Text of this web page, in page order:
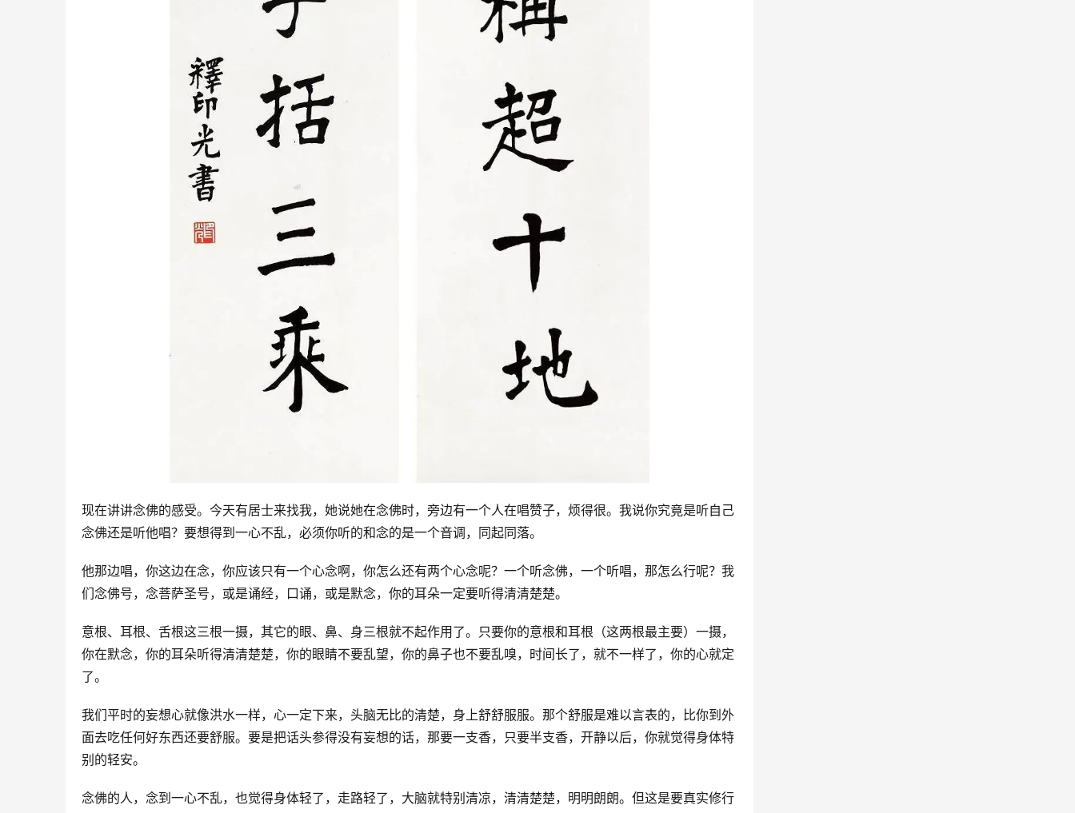
现在讲讲念佛的感受。今天有居士来找我，她说她在念佛时，旁边有一个人在唱赞子，烦得很。我说你究竟是听自己
念佛还是听他唱？要想得到一心不乱，必须你听的和念的是一个音调，同起同落。
他那边唱，你这边在念，你应该只有一个心念啊，你怎么还有两个心念呢？一个听念佛，一个听唱，那怎么行呢？我
们念佛号，念菩萨圣号，或是诵经，口诵，或是默念，你的耳朵一定要听得清清楚楚。
意根、耳根、舌根这三根一摄，其它的眼、鼻、身三根就不起作用了。只要你的意根和耳根（这两根最主要）一摄，
你在默念，你的耳朵听得清清楚楚，你的眼睛不要乱望，你的鼻子也不要乱嗅，时间长了，就不一样了，你的心就定
了。
我们平时的妄想心就像洪水一样，心一定下来，头脑无比的清楚，身上舒舒服服。那个舒服是难以言表的，比你到外
面去吃任何好东西还要舒服。要是把话头参得没有妄想的话，那要一支香，只要半支香，开静以后，你就觉得身体特
别的轻安。
念佛的人，念到一心不乱，也觉得身体轻了，走路轻了，大脑就特别清凉，清清楚楚，明明朗朗。但这是要真实修行